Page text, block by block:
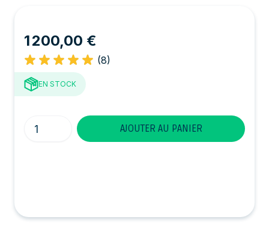
1 200,00 €
(8)
EN STOCK
Quantité
AJOUTER AU PANIER